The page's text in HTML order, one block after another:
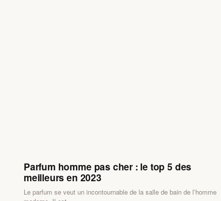
Parfum homme pas cher : le top 5 des
meilleurs en 2023
Le parfum se veut un incontournable de la salle de bain de l’homme